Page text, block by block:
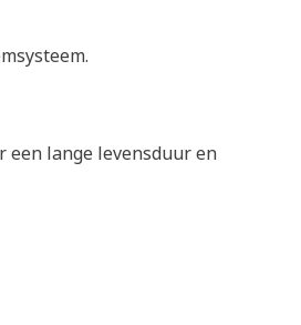
lange levensduur en